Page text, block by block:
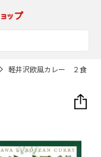
軽井沢欧風カレー ２食